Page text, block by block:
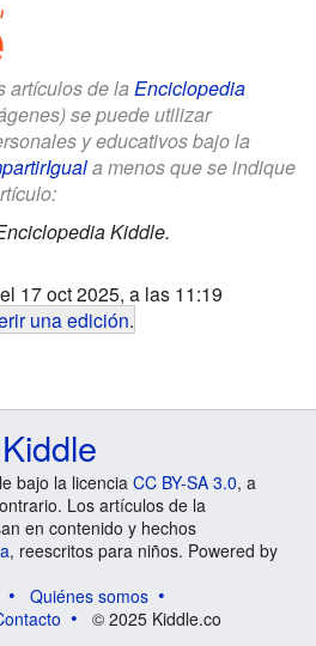
artículos de la Enciclopedia
se puede utilizar
y educativos bajo la
a menos que se indique
Kiddle.
17 oct 2025, a las 11:19
una edición.
bajo la licencia CC BY-SA 3.0, a
Los artículos de la
en contenido y hechos
, reescritos para niños. Powered by
Quiénes somos
© 2025 Kiddle.co